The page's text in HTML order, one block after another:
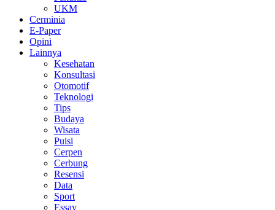
UKM
Cerminia
E-Paper
Opini
Lainnya
Kesehatan
Konsultasi
Otomotif
Teknologi
Tips
Budaya
Wisata
Puisi
Cerpen
Cerbung
Resensi
Data
Sport
Essay